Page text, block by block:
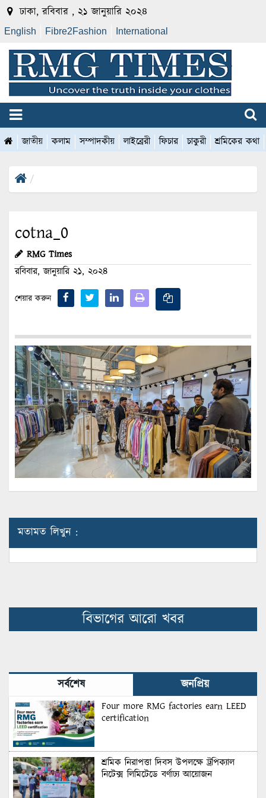
ঢাকা, রবিবার , ২১ জানুয়ারি ২০২৪
English Fibre2Fashion International
জাতীয় কলাম সম্পাদকীয় লাইব্রেরী ফিচার চাকুরী শ্রমিকের কথা
cotna_0
RMG Times
রবিবার, জানুয়ারি ২১, ২০২৪
শেয়ার করুন
মতামত লিখুন :
বিভাগের আরো খবর
সর্বশেষ জনপ্রিয়
Four more RMG factories earn LEED
certification
শ্রমিক নিরাপত্তা দিবস উপলক্ষে ট্রপিক্যাল
নিটেক্স লিমিটেডে বর্ণাঢ্য আয়োজন